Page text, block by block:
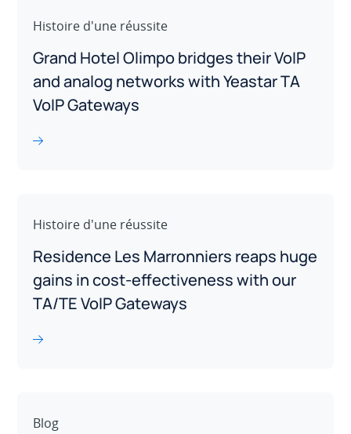
Histoire d'une réussite
Grand Hotel Olimpo bridges their VoIP
and analog networks with Yeastar TA
VoIP Gateways
Histoire d'une réussite
Residence Les Marronniers reaps huge
gains in cost-effectiveness with our
TA/TE VoIP Gateways
Blog